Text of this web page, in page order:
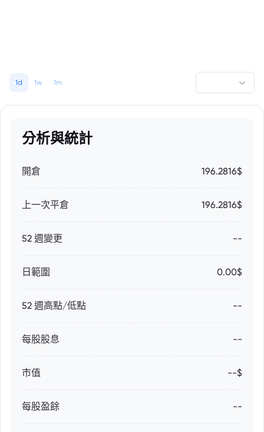
1d 1w 1m
分析與統計
開倉 196.2816$
上一次平倉 196.2816$
52 週變更 --
日範圍 0.00$
52 週高點/低點 --
每股股息 --
市值 --$
每股盈餘 --